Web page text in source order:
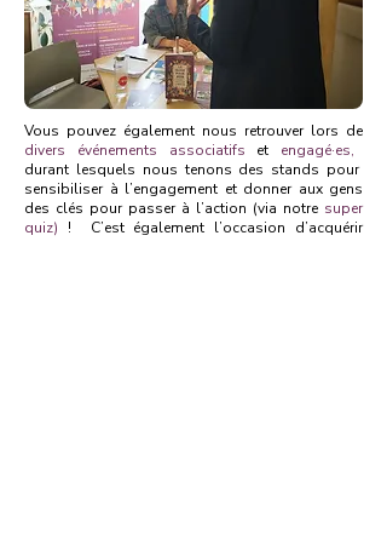
Vous pouvez également nous retrouver lors de
divers événements associatifs et engagé·es,
durant lesquels nous tenons des stands pour
sensibiliser à l’engagement et donner aux gens
des clés pour passer à l’action (via notre super
quiz) ! C’est également l’occasion d’acquérir